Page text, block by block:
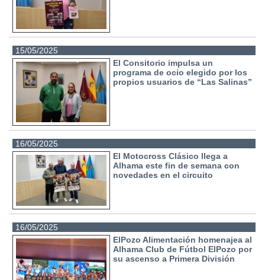
15/05/2025
El Consitorio impulsa un
programa de ocio elegido por los
propios usuarios de “Las Salinas”
16/05/2025
El Motocross Clásico llega a
Alhama este fin de semana con
novedades en el circuito
16/05/2025
ElPozo Alimentación homenajea al
Alhama Club de Fútbol ElPozo por
su ascenso a Primera División